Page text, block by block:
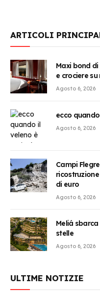
ARTICOLI
Maxi bond
e crociere
Agosto 6, 2026
ecco
Agosto 6, 2026
Campi
di euro
Agosto 6, 2026
Meliá
stelle
Agosto 6, 2026
ULTIME NOTIZIE